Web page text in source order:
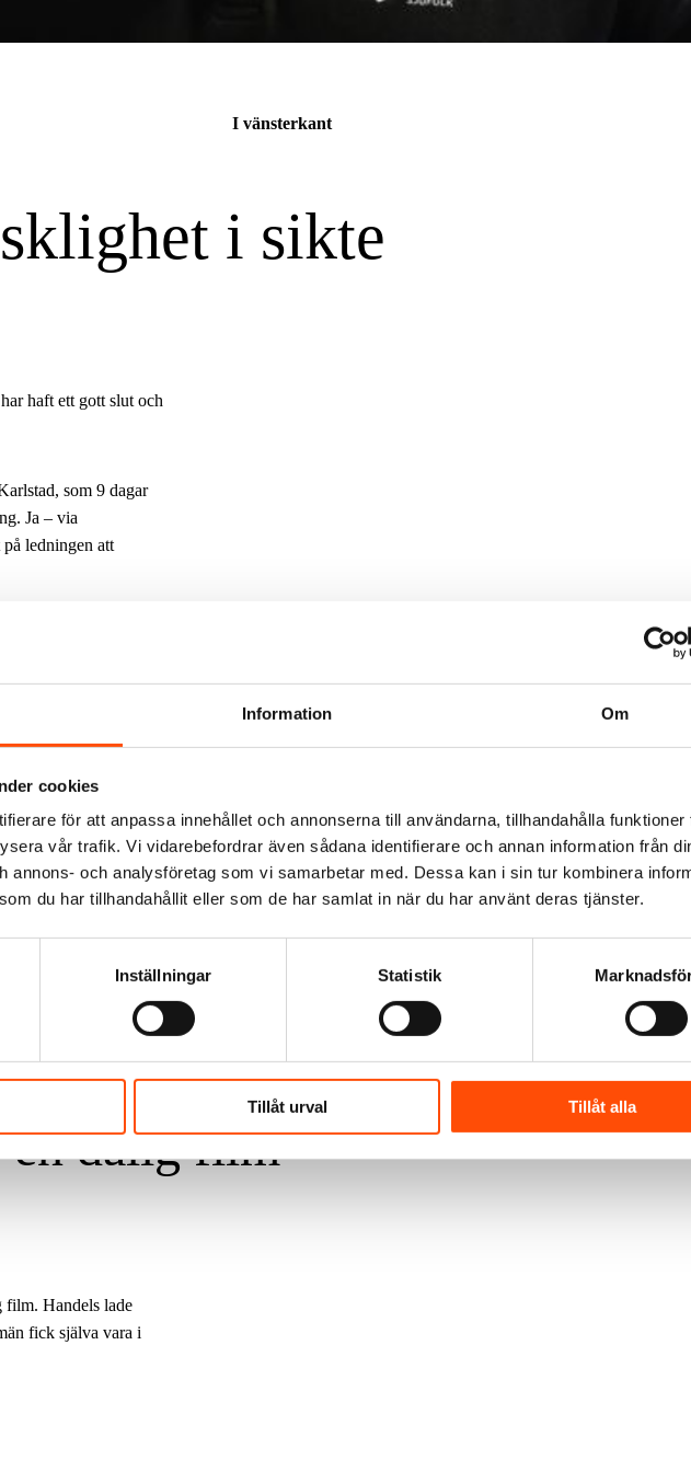
Information Om
cookies
för att anpassa innehållet och annonserna till användarna, tillhandahålla funktioner
vår trafik. Vi vidarebefordrar även sådana identifierare och annan information från
annons- och analysföretag som vi samarbetar med. Dessa kan i sin tur kombinera
du har tillhandahållit eller som de har samlat in när du har använt deras tjänster.
Inställningar Statistik
Tillåt urval Tillåt alla
I vänsterkant
i sikte
haft ett gott slut och
som 9 dagar
Ja – via
ledningen att
icke pragmatisk
rivas, en ny ska
löper normalt
denna. Inte
några arbetstillfällen
till våren. Allt
rakt över vägen i
med varsel 9
jul är som
en dålig film
film. Handels lade
fick själva vara i